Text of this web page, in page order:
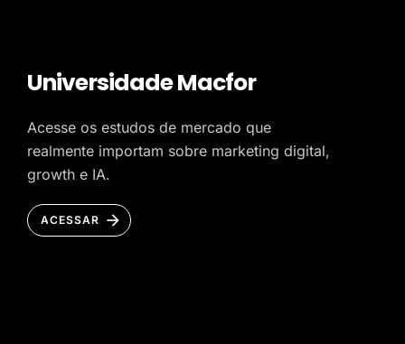
Universidade Macfor
Acesse os estudos de mercado que
realmente importam sobre marketing digital,
growth e IA.
ACESSAR